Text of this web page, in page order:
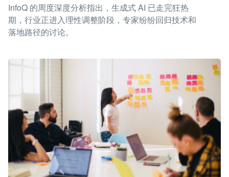
InfoQ 的周度深度分析指出，生成式 AI 已走完狂热
期，行业正进入理性调整阶段，专家纷纷回归技术和
落地路径的讨论。